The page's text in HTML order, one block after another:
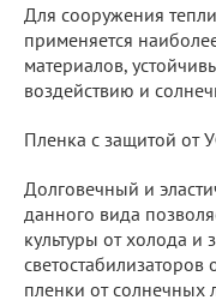
Для сооружения
применяется
материалов,
воздействию и
Пленка с защитой от
Долговечный и
данного вида
культуры от холода
пленки от солнечных